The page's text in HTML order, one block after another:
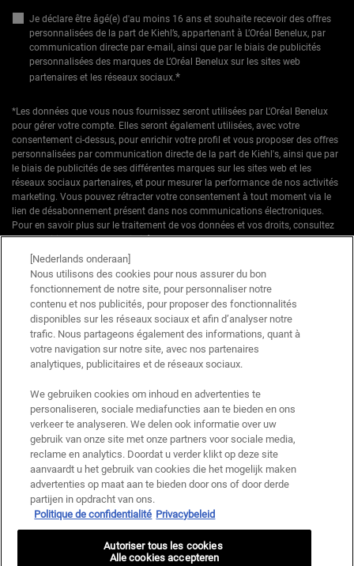
Je déclare être âgé(e) d'au moins 16 ans et souhaite recevoir des offres
personnalisées de la part de Kiehl’s, appartenant à L’Oréal Benelux, par
communication directe par e-mail, ainsi que par le biais de publicités
personnalisées des marques de L’Oréal Benelux sur les sites web
partenaires et les réseaux sociaux.*
*Les données que vous nous fournissez seront utilisées par L'Oréal Benelux
pour gérer votre compte. Elles seront également utilisées, avec votre
consentement ci-dessus, pour enrichir votre profil et vous proposer des offres
personnalisées par communication directe de la part de Kiehl's, ainsi que par
le biais de publicités de ses différentes marques sur les sites web et les
réseaux sociaux partenaires, et pour mesurer la performance de nos activités
marketing. Vous pouvez rétracter votre consentement à tout moment via le
lien de désabonnement présent dans nos communications électroniques.
Pour en savoir plus sur le traitement de vos données et vos droits, consultez
notrePolitique de confidentialité.
* Offre de bienvenue valable pour une première commande. Non cumulable
avec d'autres offres ou promotions en cours, mais cumulable avec les offres
'Cadeau avec achat' . Utilisation limitée à une seule fois par client. Non
applicable sur les éditions limitées & ensembles.
Ce site est protégé par Cloudflare et la politique de confidentialité et les conditions
dutilisation sappliquent.
S’INSCRIRE
Informations sur le fabricant
KIEHL'S
14, rue Royale - 75008 Paris France
kiehls@be.oaccare.com
[Nederlands onderaan]
Nous utilisons des cookies pour nous assurer du bon
fonctionnement de notre site, pour personnaliser notre
contenu et nos publicités, pour proposer des fonctionnalités
disponibles sur les réseaux sociaux et afin d’analyser notre
trafic. Nous partageons également des informations, quant à
votre navigation sur notre site, avec nos partenaires
analytiques, publicitaires et de réseaux sociaux.
We gebruiken cookies om inhoud en advertenties te
personaliseren, sociale mediafuncties aan te bieden en ons
verkeer te analyseren. We delen ook informatie over uw
gebruik van onze site met onze partners voor sociale media,
reclame en analytics. Doordat u verder klikt op deze site
aanvaardt u het gebruik van cookies die het mogelijk maken
advertenties op maat aan te bieden door ons of door derde
partijen in opdracht van ons.
Politique de confidentialité Privacybeleid
Autoriser tous les cookies
Alle cookies accepteren